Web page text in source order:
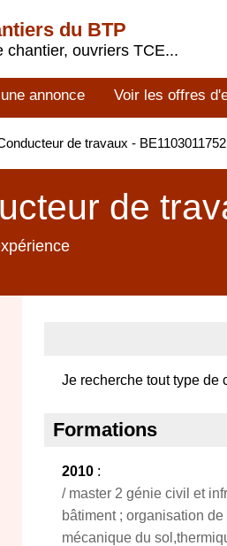
du BTP
chantier, ouvriers TCE...
annonce Voir les offres
de travaux - BE1103011752
de
Je recherche tout type de
Formations
2010 :
/ master 2 génie civil et
bâtiment ; organisation
mécanique du